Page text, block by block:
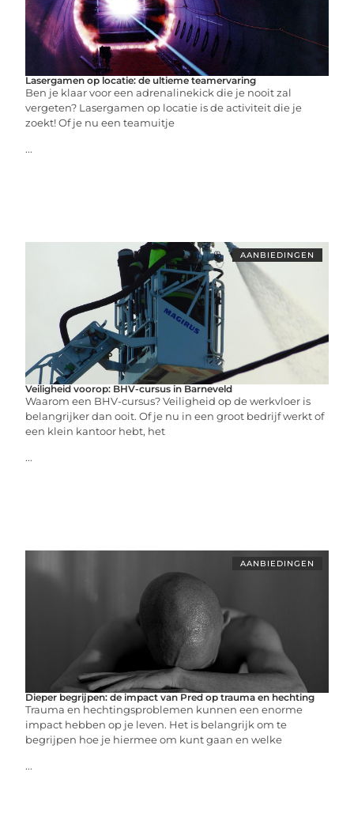
Lasergamen op locatie: de ultieme teamervaring
Ben je klaar voor een adrenalinekick die je nooit zal
vergeten? Lasergamen op locatie is de activiteit die je
zoekt! Of je nu een teamuitje
...
AANBIEDINGEN
Veiligheid voorop: BHV-cursus in Barneveld
Waarom een BHV-cursus? Veiligheid op de werkvloer is
belangrijker dan ooit. Of je nu in een groot bedrijf werkt of
een klein kantoor hebt, het
...
AANBIEDINGEN
Dieper begrijpen: de impact van Pred op trauma en hechting
Trauma en hechtingsproblemen kunnen een enorme
impact hebben op je leven. Het is belangrijk om te
begrijpen hoe je hiermee om kunt gaan en welke
...